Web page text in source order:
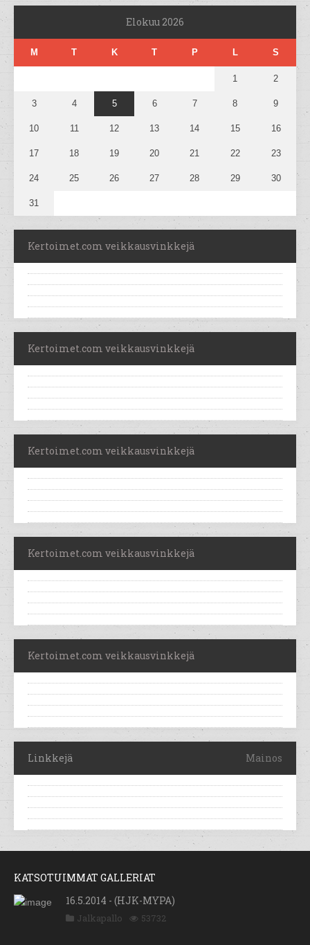
Elokuu 2026
M T K T P L S
1 2
3 4 5 6 7 8 9
10 11 12 13 14 15 16
17 18 19 20 21 22 23
24 25 26 27 28 29 30
31
Kertoimet.com veikkausvinkkejä
Kertoimet.com veikkausvinkkejä
Kertoimet.com veikkausvinkkejä
Kertoimet.com veikkausvinkkejä
Kertoimet.com veikkausvinkkejä
Linkkejä Mainos
KATSOTUIMMAT GALLERIAT
16.5.2014 - (HJK-MYPA)
Jalkapallo 53732